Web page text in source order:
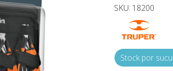
SKU: 18200
Stock por